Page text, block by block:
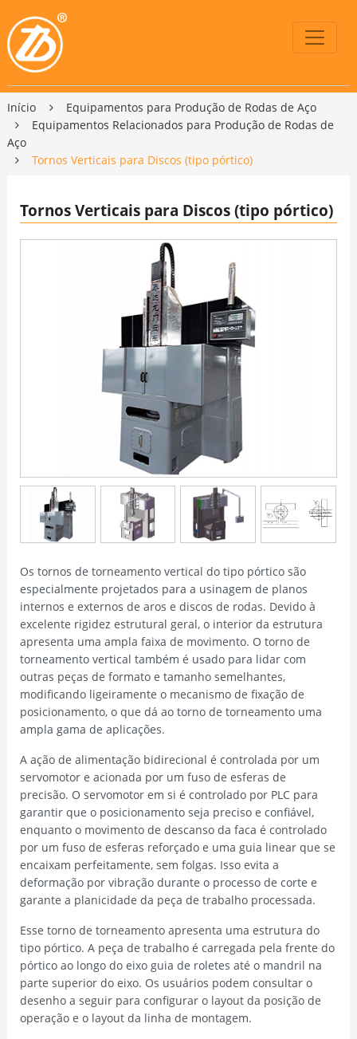
Início
Equipamentos para Produção de Rodas de Aço
Equipamentos Relacionados para Produção de Rodas de
Aço
Tornos Verticais para Discos (tipo pórtico)
Tornos Verticais para Discos (tipo pórtico)
Os tornos de torneamento vertical do tipo pórtico são
especialmente projetados para a usinagem de planos
internos e externos de aros e discos de rodas. Devido à
excelente rigidez estrutural geral, o interior da estrutura
apresenta uma ampla faixa de movimento. O torno de
torneamento vertical também é usado para lidar com
outras peças de formato e tamanho semelhantes,
modificando ligeiramente o mecanismo de fixação de
posicionamento, o que dá ao torno de torneamento uma
ampla gama de aplicações.
A ação de alimentação bidirecional é controlada por um
servomotor e acionada por um fuso de esferas de
precisão. O servomotor em si é controlado por PLC para
garantir que o posicionamento seja preciso e confiável,
enquanto o movimento de descanso da faca é controlado
por um fuso de esferas reforçado e uma guia linear que se
encaixam perfeitamente, sem folgas. Isso evita a
deformação por vibração durante o processo de corte e
garante a planicidade da peça de trabalho processada.
Esse torno de torneamento apresenta uma estrutura do
tipo pórtico. A peça de trabalho é carregada pela frente do
pórtico ao longo do eixo guia de roletes até o mandril na
parte superior do eixo. Os usuários podem consultar o
desenho a seguir para configurar o layout da posição de
operação e o layout da linha de montagem.